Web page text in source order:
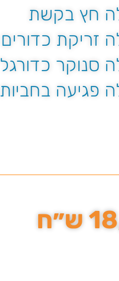
חץ בקשת
זריקת כדורים
סנוקר כדורגל
פגיעה בחביות